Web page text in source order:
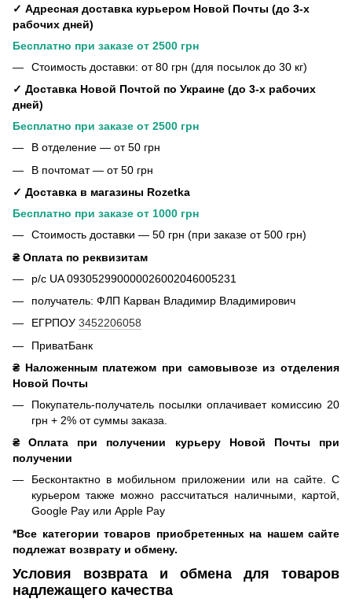
✓ Адресная доставка курьером Новой Почты (до 3-х
рабочих дней)
Бесплатно при заказе от 2500 грн
Стоимость доставки: от 80 грн (для посылок до 30 кг)
✓ Доставка Новой Почтой по Украине (до 3-х рабочих
дней)
Бесплатно при заказе от 2500 грн
В отделение — от 50 грн
В почтомат — от 50 грн
✓ Доставка в магазины Rozetka
Бесплатно при заказе от 1000 грн
Стоимость доставки — 50 грн (при заказе от 500 грн)
₴ Оплата по реквизитам
р/с UA 093052990000026002046005231
получатель: ФЛП Карван Владимир Владимирович
ЕГРПОУ 3452206058
ПриватБанк
₴ Наложенным платежом при самовывозе из отделения
Новой Почты
Покупатель-получатель посылки оплачивает комиссию 20
грн + 2% от суммы заказа.
₴ Оплата при получении курьеру Новой Почты при
получении
Бесконтактно в мобильном приложении или на сайте. С
курьером также можно рассчитаться наличными, картой,
Google Pay или Apple Pay
*Все категории товаров приобретенных на нашем сайте
подлежат возврату и обмену.
Условия возврата и обмена для товаров
надлежащего качества